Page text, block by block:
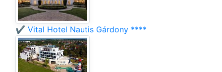
✔️ Vital Hotel Nautis Gárdony ****